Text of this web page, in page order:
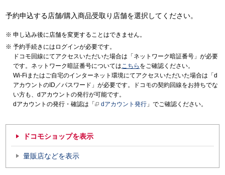
予約申込する店舗/購入商品受取り店舗を選択してください。
申し込み後に店舗を変更することはできません。
予約手続きにはログインが必要です。
ドコモ回線にてアクセスいただいた場合は「ネットワーク暗証番号」が必要
です。ネットワーク暗証番号についてはこちら をご確認ください。
Wi-Fiまたはご自宅のインターネット環境にてアクセスいただいた場合は「d
アカウントのID／パスワード」が必要です。ドコモの契約回線をお持ちでな
い方も、dアカウントの発行が可能です。
dアカウントの発行・確認は「
dアカウント発行 」でご確認ください。
ドコモショップを表示
量販店などを表示